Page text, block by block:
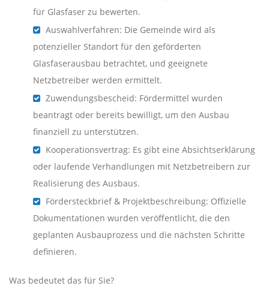
für Glasfaser zu bewerten.
Auswahlverfahren: Die Gemeinde wird als
potenzieller Standort für den geförderten
Glasfaserausbau betrachtet, und geeignete
Netzbetreiber werden ermittelt.
Zuwendungsbescheid: Fördermittel wurden
beantragt oder bereits bewilligt, um den Ausbau
finanziell zu unterstützen.
Kooperationsvertrag: Es gibt eine Absichtserklärung
oder laufende Verhandlungen mit Netzbetreibern zur
Realisierung des Ausbaus.
Fördersteckbrief & Projektbeschreibung: Offizielle
Dokumentationen wurden veröffentlicht, die den
geplanten Ausbauprozess und die nächsten Schritte
definieren.
Was bedeutet das für Sie?